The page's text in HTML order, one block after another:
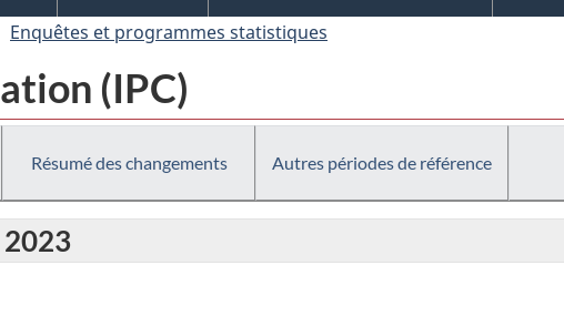
Enquêtes et programmes statistiques
(IPC)
Résumé des changements Autres périodes de référence